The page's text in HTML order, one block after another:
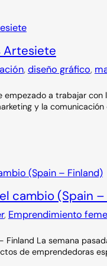
Artesiete
, diseño gráfico,
a trabajar con
y la
cambio (Spain
, Emprendimiento
– Finland La semana
de emprendedoras